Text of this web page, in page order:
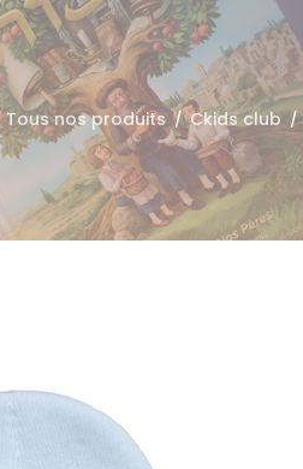
Tous nos produits / Ckids club /